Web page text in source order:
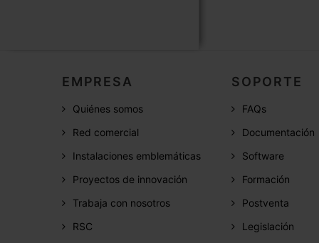
EMPRESA
Quiénes somos
Red comercial
Instalaciones emblemáticas
Proyectos de innovación
Trabaja con nosotros
RSC
SOPORTE
FAQs
Documentación
Software
Formación
Postventa
Legislación